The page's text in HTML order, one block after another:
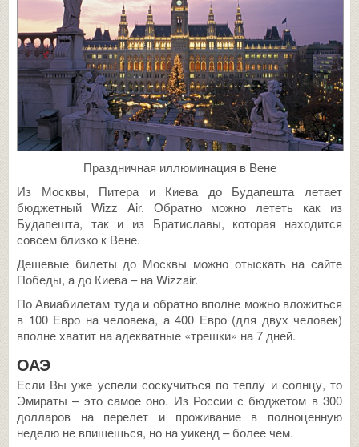
Праздничная иллюминация в Вене
Из Москвы, Питера и Киева до Будапешта летает
бюджетный Wizz Air. Обратно можно лететь как из
Будапешта, так и из Братиславы, которая находится
совсем близко к Вене.
Дешевые билеты до Москвы можно отыскать на сайте
Победы, а до Киева – на Wizzair.
По Авиабилетам туда и обратно вполне можно вложиться
в 100 Евро на человека, а 400 Евро (для двух человек)
вполне хватит на адекватные «трешки» на 7 дней.
ОАЭ
Если Вы уже успели соскучиться по теплу и солнцу, то
Эмираты – это самое оно. Из России с бюджетом в 300
долларов на перелет и проживание в полноценную
неделю не впишешься, но на уикенд – более чем.